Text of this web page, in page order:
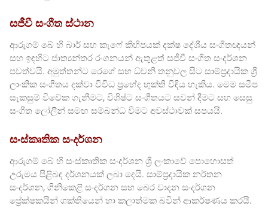
සජීවී සංගීත ස්ථාන
ආරුගම් බේ හි බාර් සහ කැෆේ කිහිපයක් දක්ෂ දේශීය සංගීතඥයන්
සහ ඉඳහිට ජාත්‍යන්තර රංගනයන් ඇතුළත් සජීවී සංගීත සංදර්ශන
පවත්වයි. අමුත්තන්ට රෙගේ සහ ධ්වනි තනුවල සිට සාම්ප්‍රදායික ශ්‍රී
ලාංකික සංගීතය දක්වා විවිධ ප්‍රභේද භුක්ති විඳිය හැකිය. මෙම සමීප
සැකසුම් විවේක ගැනීමට, විශිෂ්ට සංගීතයට සවන් දීමට සහ සෙසු
සංගීත ලෝලීන් සමඟ සම්බන්ධ වීමට අවස්ථාවක් සපයයි.
සංස්කෘතික සංදර්ශන
ආරුගම් බේ හි සංස්කෘතික සංදර්ශන ශ්‍රී ලංකාවේ පොහොසත්
උරුමය පිළිබඳ දර්ශනයක් ලබා දෙයි. සාම්ප්‍රදායික නර්තන
සංදර්ශන, ගිනිකෙළි සංදර්ශන සහ බෙර වාදන සංදර්ශන
ප්‍රේක්ෂකයින් ශක්තියෙන් හා කලාත්මක බවින් ආකර්ෂණය කරයි.